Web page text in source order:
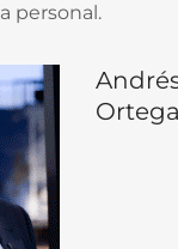
personal.
Ortega